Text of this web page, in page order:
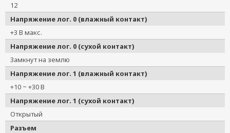
12
Напряжение лог. 0 (влажный контакт)
+3 В макс.
Напряжение лог. 0 (сухой контакт)
Замкнут на землю
Напряжение лог. 1 (влажный контакт)
+10 ~ +30 В
Напряжение лог. 1 (сухой контакт)
Открытый
Разъем